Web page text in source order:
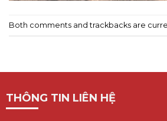
Both comments and trackbacks are
THÔNG TIN LIÊN HỆ